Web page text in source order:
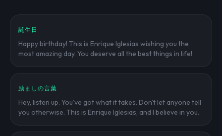
誕生日
Happy birthday! This is Enrique Iglesias wishing you the
most amazing day. You deserve all the best things in life!
励ましの言葉
Hey, listen up. You've got what it takes. Don't let anyone tell
you otherwise. This is Enrique Iglesias, and I believe in you.